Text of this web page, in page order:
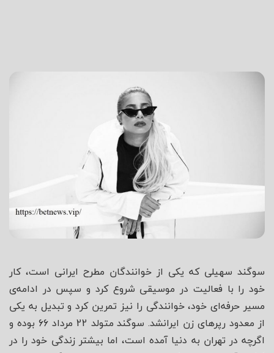
شاه
سوگند سهیلی که یکی از خوانندگان مطرح ایرانی است، کار
خود را با فعالیت در موسیقی شروع کرد و سپس در ادامه‌ی
مسیر حرفه‌ای خود، خوانندگی را نیز تمرین کرد و تبدیل به یکی
از معدود رپرهای زن ایرانشد. سوگند متولد 22 مرداد 66 بوده و
اگرچه در تهران به دنیا آمده است، اما بیشتر زندگی خود را در